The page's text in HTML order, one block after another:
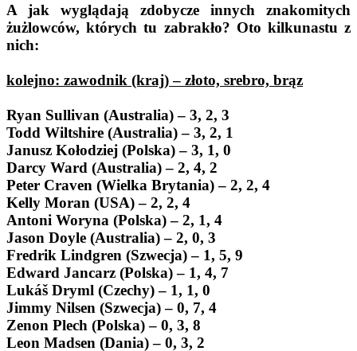
A jak wyglądają zdobycze innych znakomitych
żużlowców, których tu zabrakło? Oto kilkunastu z
nich:
kolejno: zawodnik (kraj) – złoto, srebro, brąz
Ryan Sullivan (Australia) – 3, 2, 3
Todd Wiltshire (Australia) – 3, 2, 1
Janusz Kołodziej (Polska) – 3, 1, 0
Darcy Ward (Australia) – 2, 4, 2
Peter Craven (Wielka Brytania) – 2, 2, 4
Kelly Moran (USA) – 2, 2, 4
Antoni Woryna (Polska) – 2, 1, 4
Jason Doyle (Australia) – 2, 0, 3
Fredrik Lindgren (Szwecja) – 1, 5, 9
Edward Jancarz (Polska) – 1, 4, 7
Lukáš Dryml (Czechy) – 1, 1, 0
Jimmy Nilsen (Szwecja) – 0, 7, 4
Zenon Plech (Polska) – 0, 3, 8
Leon Madsen (Dania) – 0, 3, 2